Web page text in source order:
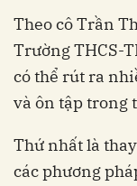
Theo cô Trần
Trường THCS-
có thể rút ra
và ôn tập trong
Thứ nhất là
các phương